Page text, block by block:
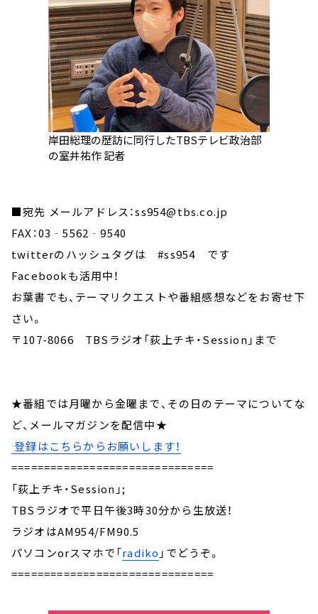
岸田総理の歴訪に同行したTBSテレビ政治部
の室井祐作 記者
■宛先 メールアドレス：ss954@tbs.co.jp
FAX：03‐5562‐9540
twitterのハッシュタグは #ss954 です
Facebookも活用中！
お葉書でも、テーマリクエストや番組感想などをお寄せ下
さい。
〒107-8066 TBSラジオ「荻上チキ・Session」まで
★番組では月曜から金曜まで、その日のテーマについてな
ど、メールマガジンを配信中★
登録はこちらからお願いします！
===============================
「荻上チキ・Session」;
TBSラジオで平日午後3時30分から生放送！
ラジオはAM954/FM90.5
パソコンorスマホで「radiko 」でどうぞ。
===============================